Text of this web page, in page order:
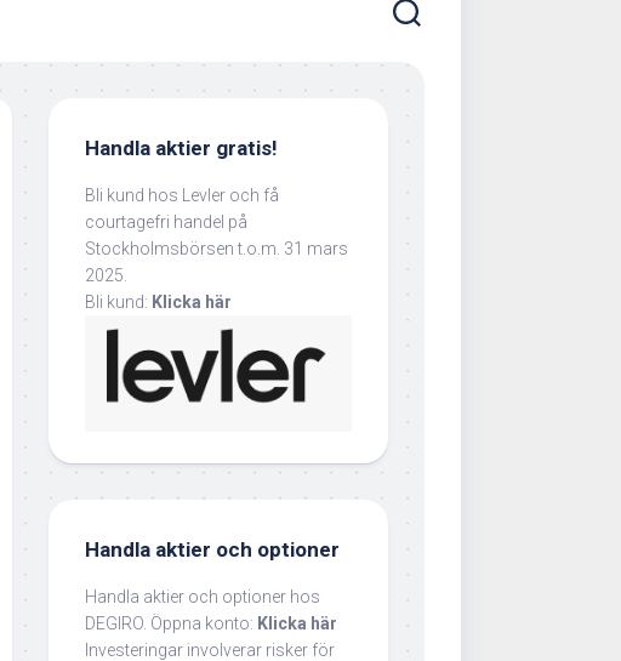
Handla aktier gratis!
Bli kund hos Levler och få
courtagefri handel på
Stockholmsbörsen t.o.m. 31 mars
2025.
Bli kund: Klicka här
Handla aktier och optioner
Handla aktier och optioner hos
DEGIRO. Öppna konto: Klicka här
Investeringar involverar risker för